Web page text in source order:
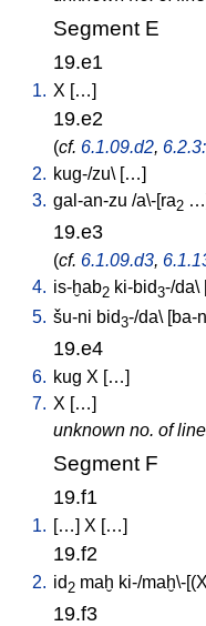
Segment E
19.e1
1. X […]
19.e2
(cf. 6.1.09.d2,
2. kug-/zu\ […]
3. gal-an-zu /a\-[ra2 …
19.e3
(cf. 6.1.09.d3,
4. is-ḫab2 ki-bid3-/da\
5. šu-ni bid3-/da\ [ba-
19.e4
6. kug X […]
7. X […]
unknown no. of
Segment F
19.f1
1. […] X […]
19.f2
2. id 2 maḫ ki-/maḫ\-
19.f3